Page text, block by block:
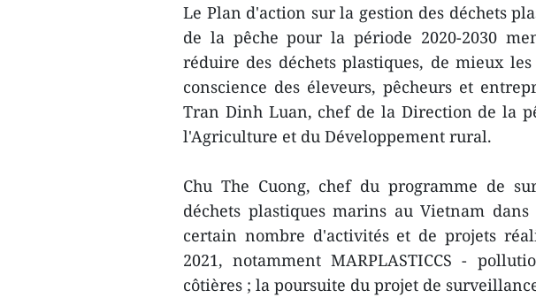
Le Plan d'action sur la gestion des déchets
de la pêche pour la période 2020-2030
réduire des déchets plastiques, de mieux
conscience des éleveurs, pêcheurs et
Tran Dinh Luan, chef de la Direction de la
l'Agriculture et du Développement rural.
Chu The Cuong, chef du programme de
déchets plastiques marins au Vietnam
certain nombre d'activités et de projets
2021, notamment MARPLASTICCS -
côtières ; la poursuite du projet de